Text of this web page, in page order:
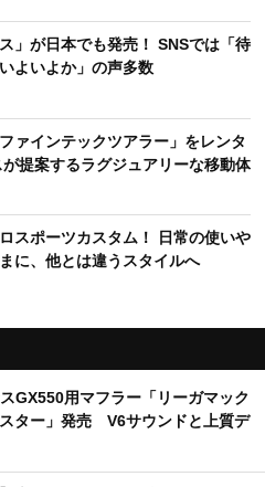
」が日本でも発売！ SNSでは「待
よいよか」の声多数
ァインテックツアラー」をレンタ
提案するラグジュアリーな移動体
スポーツカスタム！ 日常の使いや
に、他とは違うスタイルへ
GX550用マフラー「リーガマック
ター」発売 V6サウンドと上質デ